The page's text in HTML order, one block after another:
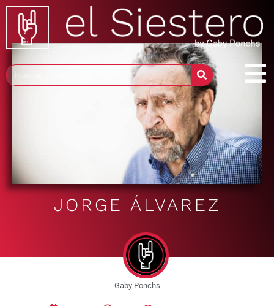
JORGE ÁLVAREZ
Gaby Ponchs